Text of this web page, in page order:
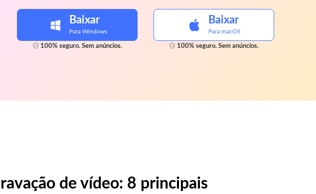
Baixar
Para Windows
100% seguro. Sem anúncios.
Baixar
Para macOS
100% seguro. Sem anúncios.
de vídeo: 8 principais